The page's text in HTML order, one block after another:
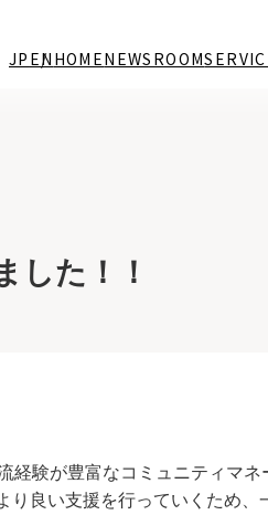
JP EN HOMENEWSROOM
た！！
経験が豊富なコミュニティマネ
り良い支援を行っていくため、